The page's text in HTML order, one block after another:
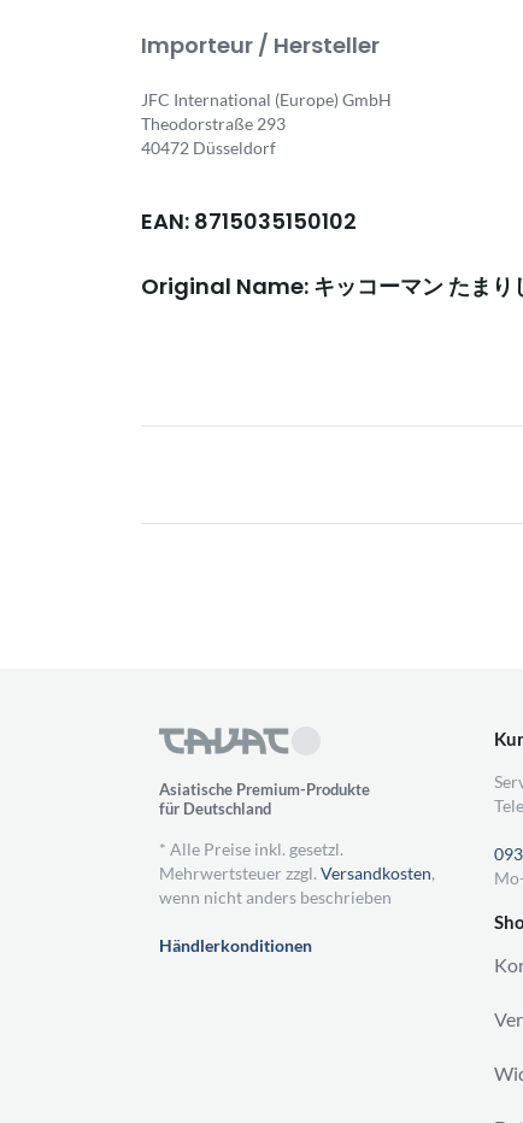
Importeur / Hersteller
JFC International (Europe) GmbH
Theodorstraße 293
40472 Düsseldorf
EAN: 8715035150102
Original Name: キッコーマン たまり
Asiatische Premium-Produkte
für Deutschland
* Alle Preise inkl. gesetzl.
Mehrwertsteuer zzgl. Versandkosten,
wenn nicht anders beschrieben
Händlerkonditionen